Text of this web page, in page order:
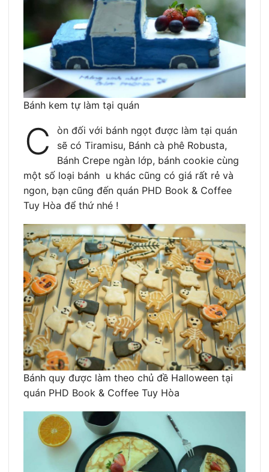
Bánh kem tự làm tại quán
C
òn đối với bánh ngọt được làm tại quán
sẽ có Tiramisu, Bánh cà phê Robusta,
Bánh Crepe ngàn lớp, bánh cookie cùng
một số loại bánh u khác cũng có giá rất rẻ và
ngon, bạn cũng đến quán PHD Book & Coffee
Tuy Hòa để thứ nhé !
Bánh quy được làm theo chủ đề Halloween tại
quán PHD Book & Coffee Tuy Hòa